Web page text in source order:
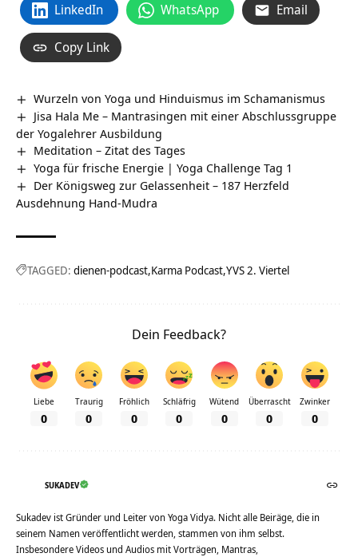
LinkedIn WhatsApp Email
Copy Link
Wurzeln von Yoga und Hinduismus im Schamanismus
Jisa Hala Me – Mantrasingen mit einer Abschlussgruppe
der Yogalehrer Ausbildung
Meditation – Zitat des Tages
Yoga für frische Energie | Yoga Challenge Tag 1
Der Königsweg zur Gelassenheit – 187 Herzfeld
Ausdehnung Hand-Mudra
TAGGED: dienen-podcast Karma Podcast YVS 2. Viertel
Dein Feedback?
Liebe
0
Traurig
0
Fröhlich
0
Schläfrig
0
Wütend
0
Überrascht
0
Zwinker
0
SUKADEV
Sukadev ist Gründer und Leiter von Yoga Vidya. Nicht alle Beiräge, die in
seinem Namen veröffentlicht werden, stammen von ihm selbst.
Insbesondere Videos und Audios mit Vorträgen, Mantras,